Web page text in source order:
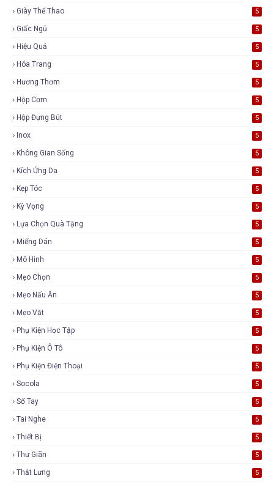
Giày Thể Thao 5
Giấc Ngủ 5
Hiệu Quả 5
Hóa Trang 5
Hương Thơm 5
Hộp Cơm 5
Hộp Đựng Bút 5
Inox 5
Không Gian Sống 5
Kích Ứng Da 5
Kẹp Tóc 5
Kỳ Vọng 5
Lựa Chọn Quà Tặng 5
Miếng Dán 5
Mô Hình 5
Mẹo Chọn 5
Mẹo Nấu Ăn 5
Mẹo Vặt 5
Phụ Kiện Học Tập 5
Phụ Kiện Ô Tô 5
Phụ Kiện Điện Thoại 5
Socola 5
Sổ Tay 5
Tai Nghe 5
Thiết Bị 5
Thư Giãn 5
Thắt Lưng 5